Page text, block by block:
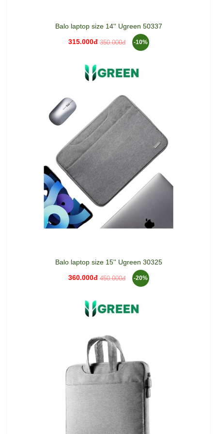
Balo laptop size 14'' Ugreen 50337
315.000đ 350.000đ -10%
Balo laptop size 15'' Ugreen 30325
360.000đ 450.000đ -20%